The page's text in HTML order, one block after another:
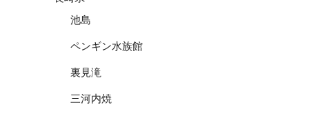
池島
ペンギン水族館
裏見滝
三河内焼